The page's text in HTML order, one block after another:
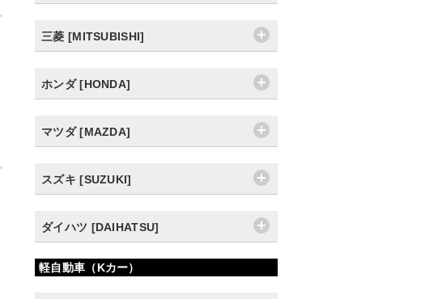
三菱 [MITSUBISHI]
ホンダ [HONDA]
マツダ [MAZDA]
スズキ [SUZUKI]
ダイハツ [DAIHATSU]
軽自動車（Kカー）